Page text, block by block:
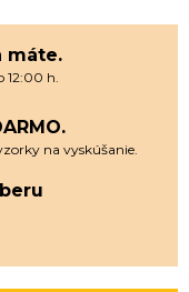
máte.
12:00 h.
na vyskúšanie.